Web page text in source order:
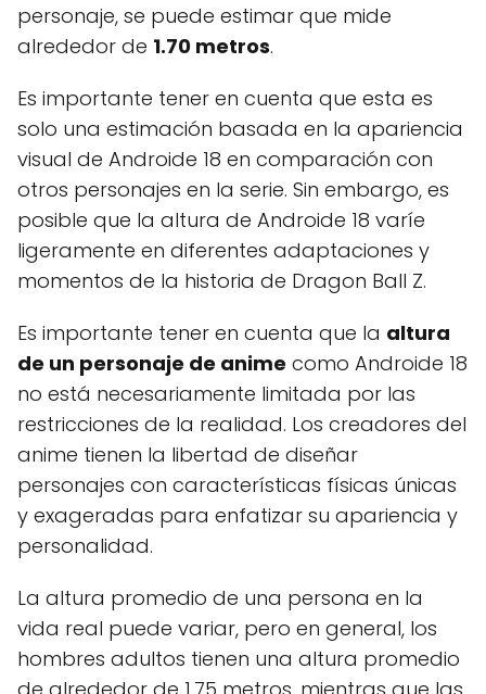
personaje, se puede estimar que mide
alrededor de 1.70 metros.
Es importante tener en cuenta que esta es
solo una estimación basada en la apariencia
visual de Androide 18 en comparación con
otros personajes en la serie. Sin embargo, es
posible que la altura de Androide 18 varíe
ligeramente en diferentes adaptaciones y
momentos de la historia de Dragon Ball Z.
Es importante tener en cuenta que la altura
de un personaje de anime como Androide 18
no está necesariamente limitada por las
restricciones de la realidad. Los creadores del
anime tienen la libertad de diseñar
personajes con características físicas únicas
y exageradas para enfatizar su apariencia y
personalidad.
La altura promedio de una persona en la
vida real puede variar, pero en general, los
hombres adultos tienen una altura promedio